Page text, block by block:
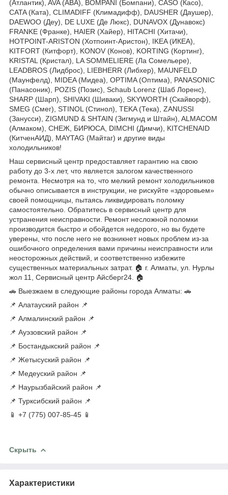
(Атлантик), AVA (АВА), BOMPANI (Бомпани), CASO (Касо),
CATA (Ката), CLIMADIFF (Климадифф), DAUSHER (Даушер),
DAEWOO (Деу), DE LUXE (Де Люкс), DUNAVOX (Дунавокс)
FRANKE (Франке), HAIER (Хайер), HITACHI (Хитачи),
HOTPOINT-ARISTON (Хотпоинт-Аристон), IKEA (ИКЕА),
KITFORT (Китфорт), KONOV (Конов), KORTING (Кортинг),
KRISTAL (Кристал), LA SOMMELIERE (Ла Сомельере),
LEADBROS (Лидброс), LIEBHERR (Либхер), MAUNFELD
(Маунфелд), MIDEA (Мидеа), OPTIMA (Оптима), PANASONIC
(Панасоник), POZIS (Позис), Schaub Lorenz (Шаб Лоренс),
SHARP (Шарп), SHIVAKI (Шиваки), SKYWORTH (Скайворф),
SMEG (Смег), STINOL (Стинол), TEKA (Тека), ZANUSSI
(Занусси), ZIGMUND & SHTAIN (Зигмунд и Штайн), ALMACOM
(Алмаком), СНЕЖ, БИРЮСА, DIMCHI (Димчи), KITCHENAID
(КитченАИД), MAYTAG (Майтаг) и другие виды
холодильников!
Наш сервисный центр предоставляет гарантию на свою
работу до 3-х лет, что является залогом качественного
ремонта. Несмотря на то, что мелкий ремонт холодильников
обычно описывается в инструкции, не рискуйте «здоровьем»
своей помощницы, пытаясь ликвидировать поломку
самостоятельно. Обратитесь в сервисный центр для
устранения неисправности. Ремонт несложной поломки
производится быстро и обойдется недорого, но вы будете
уверены, что после него не возникнет новых проблем из-за
ошибочного определения вами причины неисправности или
неосторожных действий, и соответственно избежите
существенных материальных затрат. 🏠 г. Алматы, ул. Нурлы
жол 11, Сервисный центр Айсберг24. 🏠
🚗 Выезжаем в следующие районы города Алматы: 🚗
📌 Алатауский район 📌
📌 Алмалинский район 📌
📌 Ауэзовский район 📌
📌 Бостандыкский район 📌
📌 Жетысуский район 📌
📌 Медеуский район 📌
📌 Наурызбайский район 📌
📌 Турксибский район 📌
📱 +7 (775) 007-85-45 📱
Скрыть
Характеристики